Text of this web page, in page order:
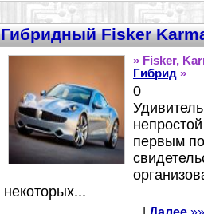
Гибридный Fisker
» Fisker,
Гибрид »
0
первым
некоторых...